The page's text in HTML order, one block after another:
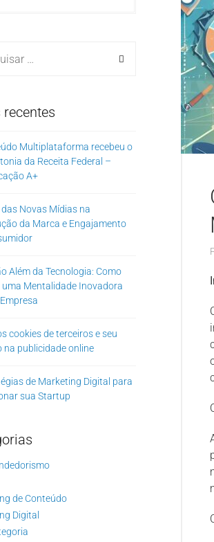
recentes
Multiplataforma recebeu o
da Receita Federal –
A+
das Novas Mídias na
da Marca e Engajamento
Além da Tecnologia: Como
uma Mentalidade Inovadora
cookies de terceiros e seu
na publicidade online
de Marketing Digital para
sua Startup
de Conteúdo
Digital